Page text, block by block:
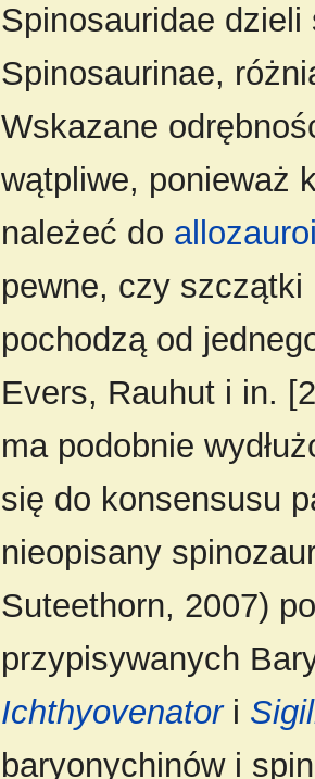
Spinosauridae
Spinosaurinae,
Wskazane
wątpliwe, ponieważ
należeć do
pewne, czy
pochodzą od
Evers, Rauhut i in.
ma podobnie
się do konsensusu
nieopisany
Suteethorn, 2007)
przypisywanych
Ichthyovenatori
baryonychinów i